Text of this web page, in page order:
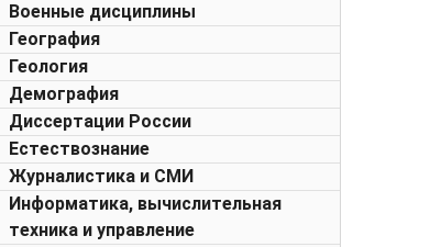
Военные дисциплины
География
Геология
Демография
Диссертации России
Естествознание
Журналистика и СМИ
Информатика, вычислительная
техника и управление